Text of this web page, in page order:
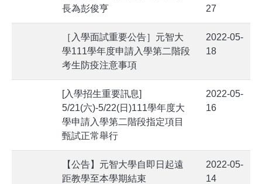
長為彭俊亨
27
［入學面試重要公告］元智大
學111學年度申請入學第二階段
考生防疫注意事項
2022-05-
18
[入學招生重要訊息]
5/21(六)-5/22(日)111學年度大
學申請入學第二階段指定項目
甄試正常舉行
2022-05-
16
【公告】元智大學自即日起遠
距教學至本學期結束
2022-05-
14